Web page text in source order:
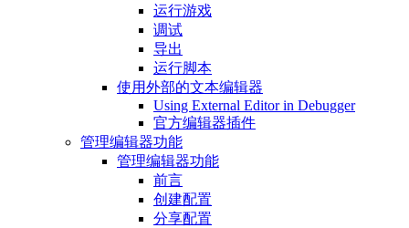
运行游戏
调试
导出
运行脚本
使用外部的文本编辑器
Using External Editor in Debugger
官方编辑器插件
管理编辑器功能
管理编辑器功能
前言
创建配置
分享配置